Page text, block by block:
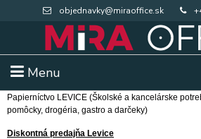
objednavky@miraoffice.sk
Menu
Papierníctvo LEVICE (Školské a kancelárske
pomôcky, drogéria, gastro a darčeky)
Diskontná predajňa Levice